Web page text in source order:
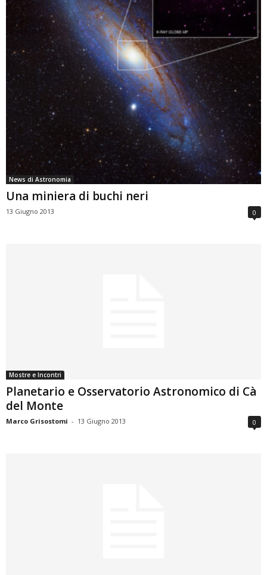
News di Astronomia
Una miniera di buchi neri
13 Giugno 2013 0
Mostre e Incontri
Planetario e Osservatorio Astronomico di Cà
del Monte
Marco Grisostomi - 13 Giugno 2013 0